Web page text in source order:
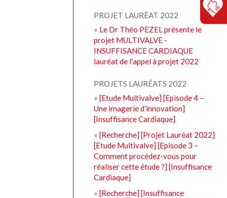
PROJET LAURÉAT 2022
» Le Dr Théo PEZEL présente le
projet MULTIVALVE -
INSUFFISANCE CARDIAQUE
lauréat de l'appel à projet 2022
PROJETS LAURÉATS 2022
»[Etude Multivalve] [Episode 4 –
Une imagerie d’innovation]
[Insuffisance Cardiaque]
»[Recherche] [Projet Lauréat 2022]
[Etude Multivalve] [Episode 3 –
Comment procédez-vous pour
réaliser cette étude ?] [Insuffisance
Cardiaque]
»[Recherche] [Insuffisance